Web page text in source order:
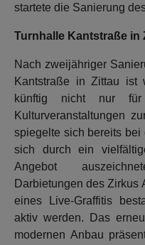
startete die Sanierung
Turnhalle Kantstraße in
Nach zweijähriger
Kantstraße in Zittau ist
künftig nicht nur
Kulturveranstaltungen
spiegelte sich bereits
sich durch ein
Angebot
Darbietungen des Zirkus
eines Live-Graffitis
aktiv werden. Das
modernen Anbau